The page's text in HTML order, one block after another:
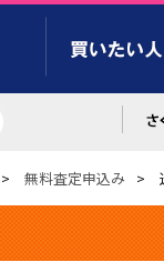
> 無料査定申込み >